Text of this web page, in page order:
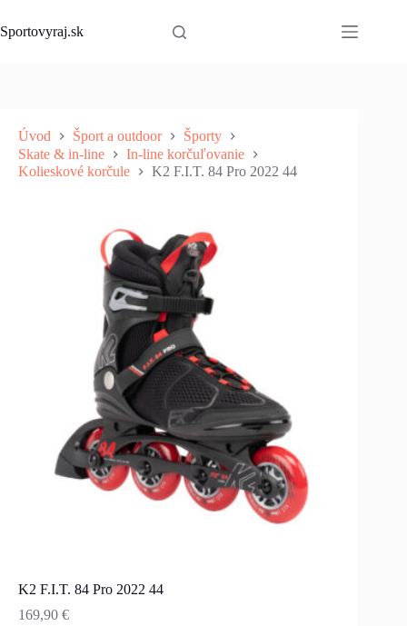
to
content
Sportovyraj.sk
Úvod Šport a outdoor
Športy
Skate & in-line
In-line korčuľovanie
Kolieskové korčule
K2 F.I.T. 84 Pro 2022 44
K2 F.I.T. 84 Pro 2022 44
169,90 €